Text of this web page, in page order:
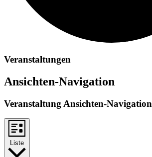
Veranstaltungen
Ansichten-Navigation
Veranstaltung Ansichten-Navigation
Liste